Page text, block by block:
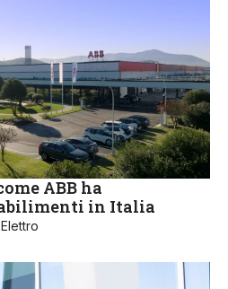
ABB ha
in Italia